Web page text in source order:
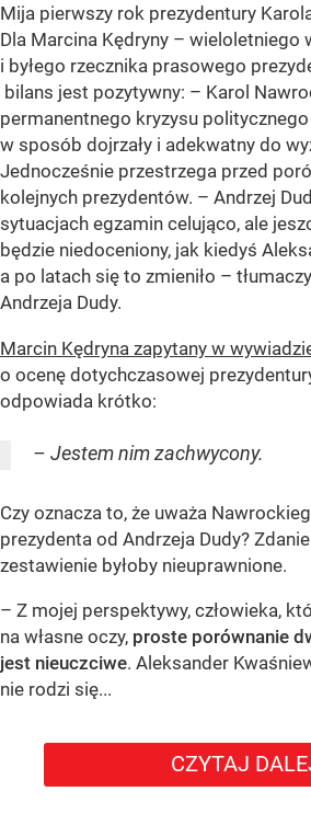
Mija pierwszy rok prezydentury
Dla Marcina Kędryny – wieloletniego
i byłego rzecznika prasowego
bilans jest pozytywny: – Karol
permanentnego kryzysu
w sposób dojrzały i adekwatny do
Jednocześnie przestrzega przed
kolejnych prezydentów. – Andrzej
sytuacjach egzamin celująco, ale
będzie niedoceniony, jak kiedyś
a po latach się to zmieniło –
Andrzeja Dudy.
Marcin Kędryna zapytany w
o ocenę dotychczasowej
odpowiada krótko:
– Jestem nim zachwycony.
Czy oznacza to, że uważa
prezydenta od Andrzeja Dudy?
zestawienie byłoby nieuprawnione.
– Z mojej perspektywy, człowieka,
na własne oczy, proste porównanie
jest nieuczciwe. Aleksander
nie rodzi się...
CZYTAJ